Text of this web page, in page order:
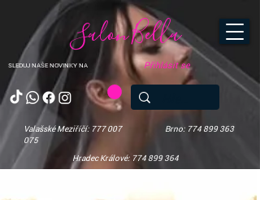
SLEDUJ NAŠE NOVINKY NA
Salon Bella
Valašské Meziříčí: 777 007
075
Brno: 774 899 363
Hradec Králové: 774 899 364
Přihlásit se